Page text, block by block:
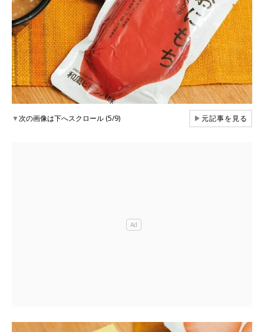
▼次の画像は下へスクロール (5/9) ▶元記事を見る